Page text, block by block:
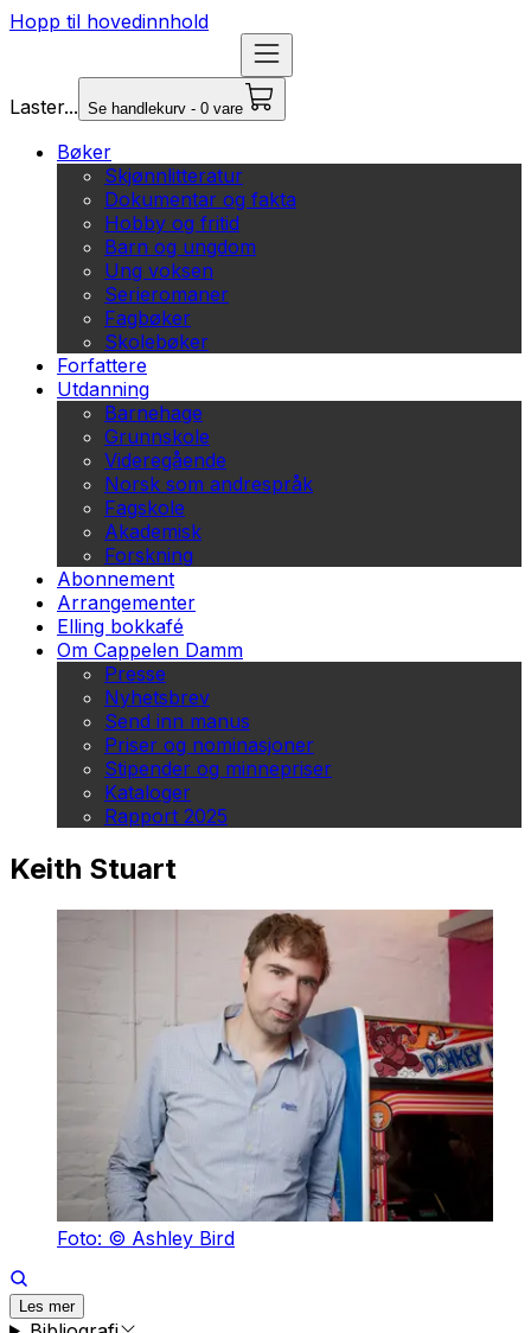
Hopp til hovedinnhold
Laster... Se handlekurv - 0 vare
Bøker
Skjønnlitteratur
Dokumentar og fakta
Hobby og fritid
Barn og ungdom
Ung voksen
Serieromaner
Fagbøker
Skolebøker
Forfattere
Utdanning
Barnehage
Grunnskole
Videregående
Norsk som andrespråk
Fagskole
Akademisk
Forskning
Abonnement
Arrangementer
Elling bokkafé
Om Cappelen Damm
Presse
Nyhetsbrev
Send inn manus
Priser og nominasjoner
Stipender og minnepriser
Kataloger
Rapport 2025
Keith Stuart
Foto: © Ashley Bird
Les mer